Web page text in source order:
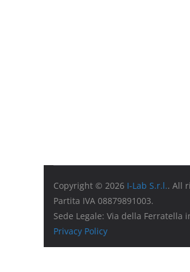
Copyright © 2026 I-Lab S.r.l.. All
Partita IVA 08879891003.
Sede Legale: Via della Ferratella
Privacy Policy